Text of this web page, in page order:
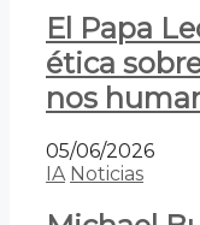
El Papa
ética
nos
05/06/2026
IA Noticias